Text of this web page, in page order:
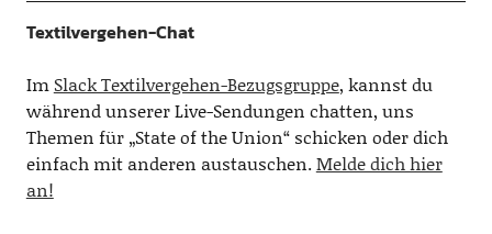
Textilvergehen-Chat
Im Slack Textilvergehen-Bezugsgruppe, kannst du
während unserer Live-Sendungen chatten, uns
Themen für „State of the Union“ schicken oder dich
einfach mit anderen austauschen.Melde dich hier
an!